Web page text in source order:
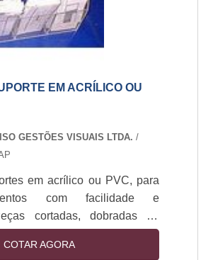
EM ACRÍLICO OU
GESTÕES VISUAIS LTDA. /
em acrílico ou PVC, para
com facilidade e
cortadas, dobradas ou
diferentes espessuras.
em acrílico ou PVC, porta-
COTAR AGORA